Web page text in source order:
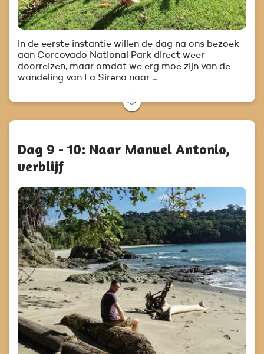
In de eerste instantie willen de dag na ons bezoek
aan Corcovado National Park direct weer
doorreizen, maar omdat we erg moe zijn van de
wandeling van La Sirena naar …
﹀
Dag 9 - 10: Naar Manuel Antonio,
verblijf